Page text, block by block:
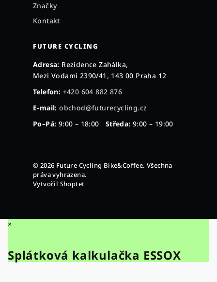
Značky
Kontakt
FUTURE CYCLING
Adresa: Rezidence Zahálka,
Mezi Vodami 2390/41, 143 00 Praha 12
Telefon: +420 604 882 876
E-mail: obchod@futurecycling.cz
Po–Pá: 9:00 – 18:00 Středa: 9:00 – 19:00
© 2026 Future Cycling Bike&Coffee. Všechna
práva vyhrazena.
Vytvořil Shoptet
×
Splátková kalkulačka ESSOX